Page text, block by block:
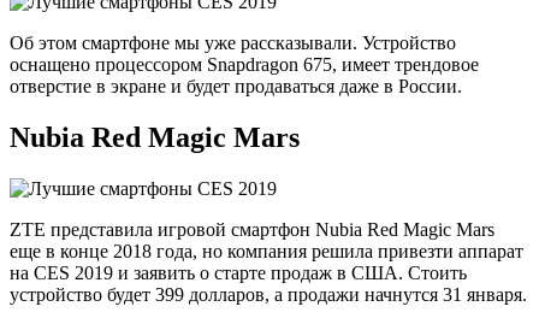
Об этом смартфоне мы уже рассказывали. Устройство
оснащено процессором Snapdragon 675, имеет трендовое
отверстие в экране и будет продаваться даже в России.
Nubia Red Magic Mars
ZTE представила игровой смартфон Nubia Red Magic Mars
еще в конце 2018 года, но компания решила привезти аппарат
на CES 2019 и заявить о старте продаж в США. Стоить
устройство будет 399 долларов, а продажи начнутся 31 января.